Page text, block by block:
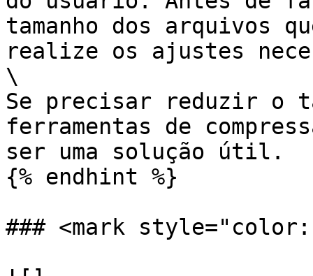
tamanho dos arquivos
realize os ajustes
\
Se precisar reduzir o
ferramentas de
ser uma solução útil.
{% endhint %}
### <mark